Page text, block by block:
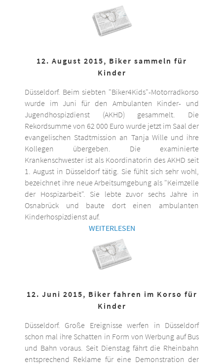
12. August 2015, Biker sammeln für
Kinder
Düsseldorf. Beim siebten "Biker4Kids"-Motorradkorso
wurde im Juni für den Ambulanten Kinder- und
Jugendhospizdienst (AKHD) gesammelt. Die
Rekordsumme von 62 000 Euro wurde jetzt im Saal der
evangelischen Stadtmission an Tanja Wille und ihre
Kollegen übergeben. Die examinierte
Krankenschwester ist als Koordinatorin des AKHD seit
1. August in Düsseldorf tätig. Sie fühlt sich sehr wohl,
bezeichnet ihre neue Arbeitsumgebung als "Keimzelle
der Hospizarbeit". Sie lebte zuvor sechs Jahre in
Osnabrück und baute dort einen ambulanten
Kinderhospizdienst auf.
WEITERLESEN
12. Juni 2015, Biker fahren im Korso für
Kinder
Düsseldorf. Große Ereignisse werfen in Düsseldorf
schon mal ihre Schatten in Form von Werbung auf Bus
und Bahn voraus. Seit Dienstag fährt die Rheinbahn
entsprechend Reklame für eine Demonstration der